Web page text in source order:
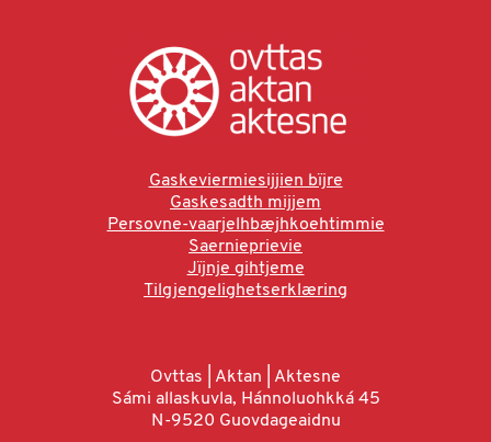
Gaskeviermiesijjien bïjre
Gaskesadth mijjem
Persovne-vaarjelhbæjhkoehtimmie
Saernieprievie
Jïjnje gihtjeme
Tilgjengelighetserklæring
Ovttas | Aktan | Aktesne
Sámi allaskuvla, Hánnoluohkká 45
N-9520 Guovdageaidnu